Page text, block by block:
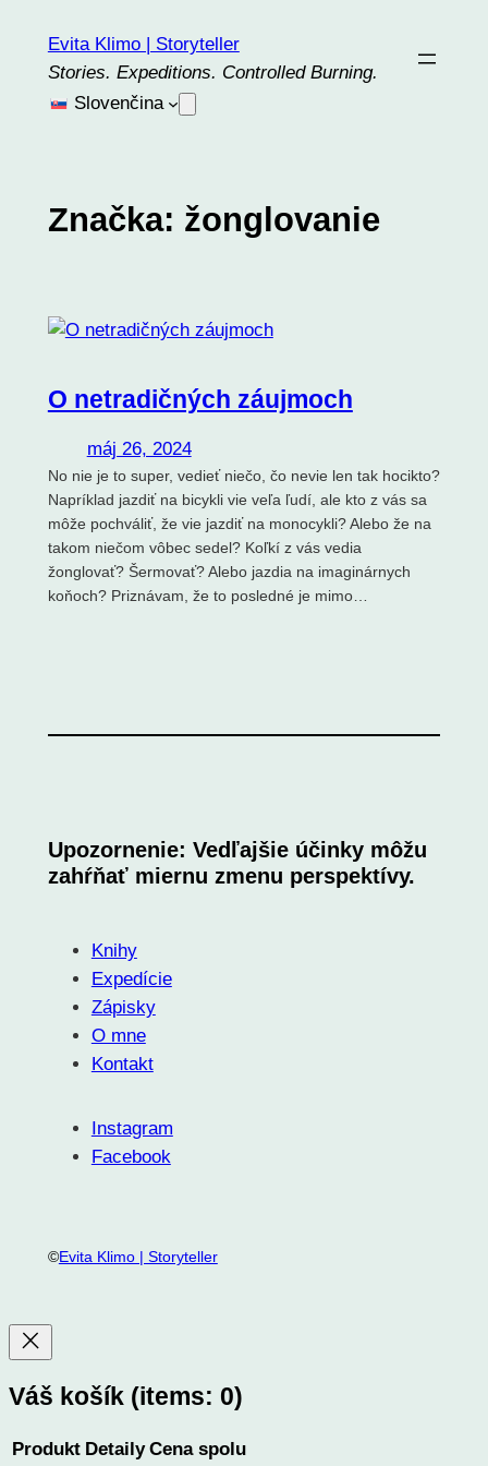
obsah
Evita Klimo | Storyteller
Stories. Expeditions. Controlled Burning.
Slovenčina
Značka: žonglovanie
O netradičných záujmoch
máj 26, 2024
No nie je to super, vedieť niečo, čo nevie len tak hocikto?
Napríklad jazdiť na bicykli vie veľa ľudí, ale kto z vás sa
môže pochváliť, že vie jazdiť na monocykli? Alebo že na
takom niečom vôbec sedel? Koľkí z vás vedia
žonglovať? Šermovať? Alebo jazdia na imaginárnych
koňoch? Priznávam, že to posledné je mimo…
Upozornenie: Vedľajšie účinky môžu
zahŕňať miernu zmenu perspektívy.
Knihy
Expedície
Zápisky
O mne
Kontakt
Instagram
Facebook
©Evita Klimo | Storyteller
Váš košík (items: 0)
Produkt Detaily Cena spolu